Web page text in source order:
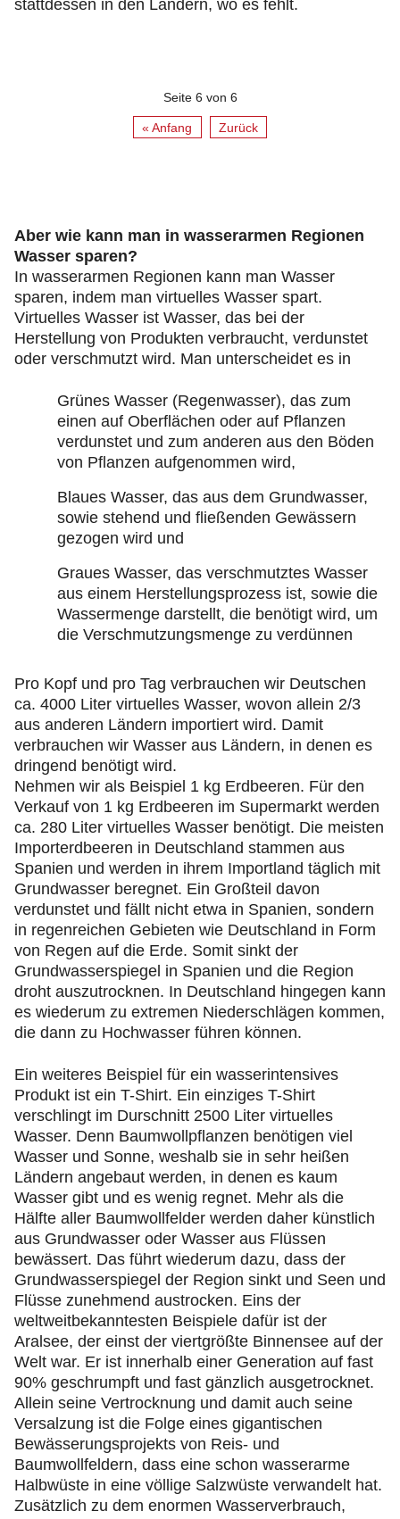
stattdessen in den Ländern, wo es fehlt.
Seite 6 von 6
« Anfang Zurück
Aber wie kann man in wasserarmen Regionen
Wasser sparen?
In wasserarmen Regionen kann man Wasser
sparen, indem man virtuelles Wasser spart.
Virtuelles Wasser ist Wasser, das bei der
Herstellung von Produkten verbraucht, verdunstet
oder verschmutzt wird. Man unterscheidet es in
Grünes Wasser (Regenwasser), das zum
einen auf Oberflächen oder auf Pflanzen
verdunstet und zum anderen aus den Böden
von Pflanzen aufgenommen wird,
Blaues Wasser, das aus dem Grundwasser,
sowie stehend und fließenden Gewässern
gezogen wird und
Graues Wasser, das verschmutztes Wasser
aus einem Herstellungsprozess ist, sowie die
Wassermenge darstellt, die benötigt wird, um
die Verschmutzungsmenge zu verdünnen
Pro Kopf und pro Tag verbrauchen wir Deutschen
ca. 4000 Liter virtuelles Wasser, wovon allein 2/3
aus anderen Ländern importiert wird. Damit
verbrauchen wir Wasser aus Ländern, in denen es
dringend benötigt wird.
Nehmen wir als Beispiel 1 kg Erdbeeren. Für den
Verkauf von 1 kg Erdbeeren im Supermarkt werden
ca. 280 Liter virtuelles Wasser benötigt. Die meisten
Importerdbeeren in Deutschland stammen aus
Spanien und werden in ihrem Importland täglich mit
Grundwasser beregnet. Ein Großteil davon
verdunstet und fällt nicht etwa in Spanien, sondern
in regenreichen Gebieten wie Deutschland in Form
von Regen auf die Erde. Somit sinkt der
Grundwasserspiegel in Spanien und die Region
droht auszutrocknen. In Deutschland hingegen kann
es wiederum zu extremen Niederschlägen kommen,
die dann zu Hochwasser führen können.
Ein weiteres Beispiel für ein wasserintensives
Produkt ist ein T-Shirt. Ein einziges T-Shirt
verschlingt im Durschnitt 2500 Liter virtuelles
Wasser. Denn Baumwollpflanzen benötigen viel
Wasser und Sonne, weshalb sie in sehr heißen
Ländern angebaut werden, in denen es kaum
Wasser gibt und es wenig regnet. Mehr als die
Hälfte aller Baumwollfelder werden daher künstlich
aus Grundwasser oder Wasser aus Flüssen
bewässert. Das führt wiederum dazu, dass der
Grundwasserspiegel der Region sinkt und Seen und
Flüsse zunehmend austrocken. Eins der
weltweitbekanntesten Beispiele dafür ist der
Aralsee, der einst der viertgrößte Binnensee auf der
Welt war. Er ist innerhalb einer Generation auf fast
90% geschrumpft und fast gänzlich ausgetrocknet.
Allein seine Vertrocknung und damit auch seine
Versalzung ist die Folge eines gigantischen
Bewässerungsprojekts von Reis- und
Baumwollfeldern, dass eine schon wasserarme
Halbwüste in eine völlige Salzwüste verwandelt hat.
Zusätzlich zu dem enormen Wasserverbrauch,